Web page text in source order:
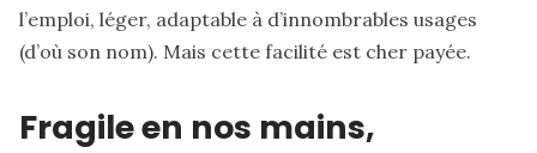
l’emploi, léger, adaptable à d’innombrables usages
(d’où son nom). Mais cette facilité est cher payée.
Fragile en nos mains,